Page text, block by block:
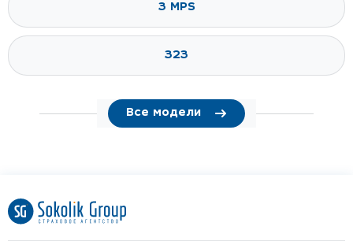
3 MPS
323
Все модели